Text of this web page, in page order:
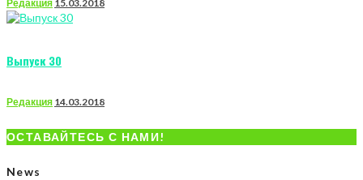
Редакция 15.03.2018
Выпуск 30
Редакция 14.03.2018
ОСТАВАЙТЕСЬ С НАМИ!
News